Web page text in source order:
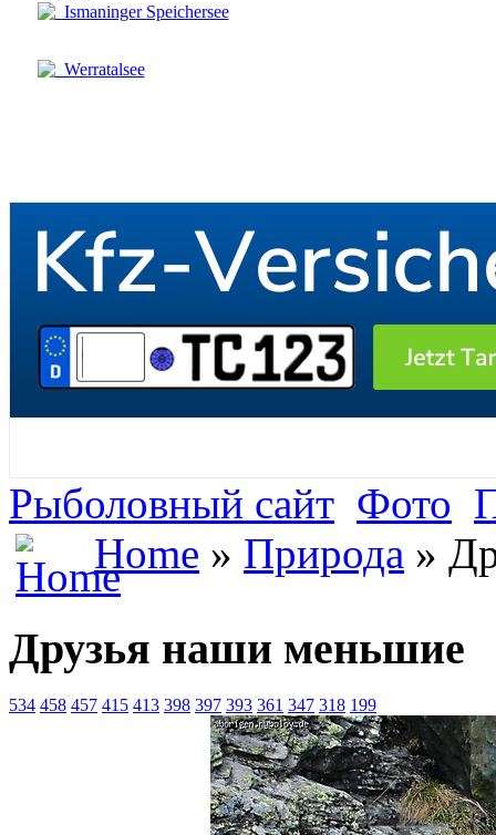
Ismaninger Speichersee
Werratalsee
Рыболовный сайт Фото
Home » Природа »
Друзья наши меньшие
534 458 457 415 413 398 397 393 361 347 318 199